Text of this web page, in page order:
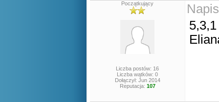
Początkujący
Liczba postów: 16
Liczba wątków: 0
Dołączył: Jun 2014
Reputacja: 107
5,3,1